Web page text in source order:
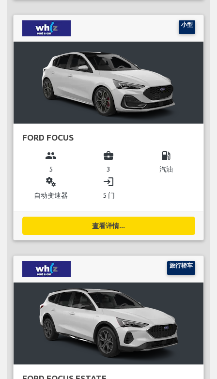
小型
FORD FOCUS
group
5
business_center
3
local_gas_station
汽油
miscellaneous_services
自动变速器
login
5 门
查看详情...
旅行轿车